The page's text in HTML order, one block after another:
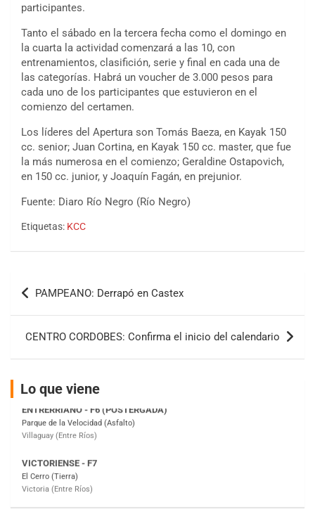
participantes.
Tanto el sábado en la tercera fecha como el domingo en
la cuarta la actividad comenzará a las 10, con
entrenamientos, clasifición, serie y final en cada una de
las categorías. Habrá un voucher de 3.000 pesos para
cada uno de los participantes que estuvieron en el
comienzo del certamen.
Los líderes del Apertura son Tomás Baeza, en Kayak 150
cc. senior; Juan Cortina, en Kayak 150 cc. master, que fue
la más numerosa en el comienzo; Geraldine Ostapovich,
en 150 cc. junior, y Joaquín Fagán, en prejunior.
Fuente: Diaro Río Negro (Río Negro)
Etiquetas: KCC
Navegación
de
entradas
PAMPEANO: Derrapó en Castex
CENTRO CORDOBES: Confirma el inicio del calendario
Lo que viene
08/09-AGO
Ramiro Tot (Asfalto)
KDO - F6
Trenque Lauquen (Buenos Aires)
ENTRERRIANO - F6 (POSTERGADA)
Parque de la Velocidad (Asfalto)
Villaguay (Entre Ríos)
VICTORIENSE - F7
Victoria (Entre Ríos)
PATAGONICO - F6
Moto Club Reginense (Tierra)